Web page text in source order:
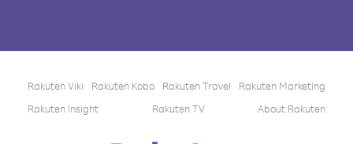
Rakuten Viki Rakuten Kobo Rakuten Travel
Rakuten Marketing
Rakuten Insight
Rakuten TV About Rakuten